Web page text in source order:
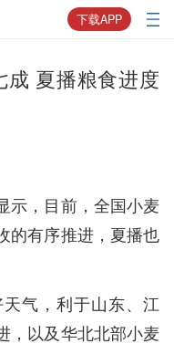
下载APP
夏播粮食进度
示，目前，全国小麦
的有序推进，夏播也
气，利于山东、江
，以及华北北部小麦